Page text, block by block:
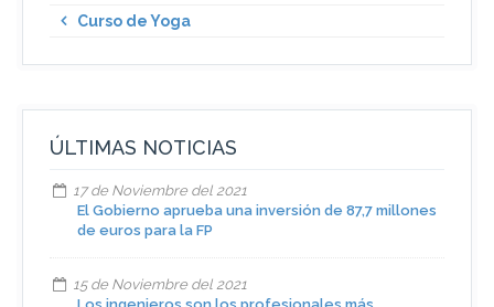
Curso de Yoga
ÚLTIMAS NOTICIAS
17 de Noviembre del 2021
El Gobierno aprueba una inversión de 87,7 millones
de euros para la FP
15 de Noviembre del 2021